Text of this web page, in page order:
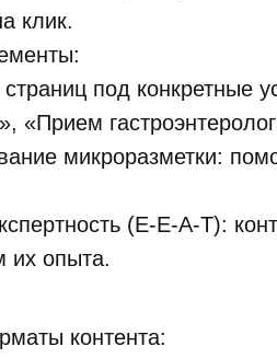
клик.
под конкретные
«Прием
микроразметки:
(E-E-A-T):
их опыта.
контента: